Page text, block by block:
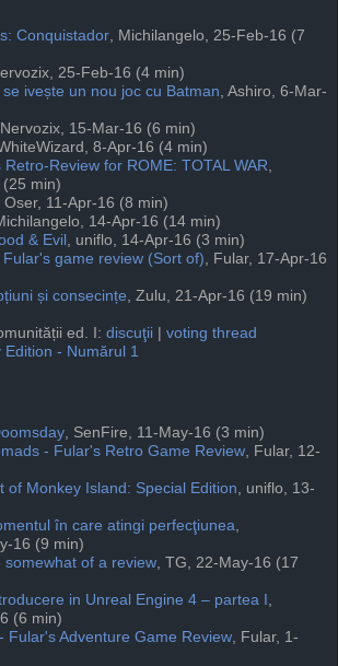
Conquistador, Michilangelo, 25-Feb-16 (7
25-Feb-16 (4 min)
se ivește un nou joc cu Batman, Ashiro, 6-Mar-
15-Mar-16 (6 min)
8-Apr-16 (4 min)
Retro-Review for ROME: TOTAL WAR,
min)
Oser, 11-Apr-16 (8 min)
14-Apr-16 (14 min)
& Evil , uniflo, 14-Apr-16 (3 min)
Fular's game review (Sort of), Fular, 17-Apr-16
și consecințe, Zulu, 21-Apr-16 (19 min)
ed. I: discuţii
voting thread
Edition - Numărul 1
, SenFire, 11-May-16 (3 min)
- Fular's Retro Game Review, Fular, 12-
of Monkey Island: Special Edition, uniflo, 13-
în care atingi perfecţiunea,
16 (9 min)
somewhat of a review, TG, 22-May-16 (17
in Unreal Engine 4 – partea I ,
(6 min)
Fular's Adventure Game Review, Fular, 1-